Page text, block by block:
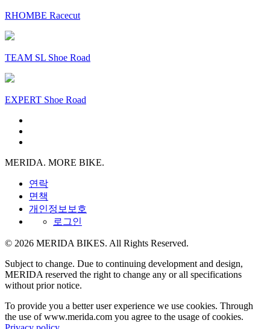
RHOMBE Racecut
TEAM SL Shoe Road
EXPERT Shoe Road
MERIDA. MORE BIKE.
연락
면책
개인정보보호
로그인
© 2026 MERIDA BIKES. All Rights Reserved.
Subject to change. Due to continuing development and design,
MERIDA reserved the right to change any or all specifications
without prior notice.
To provide you a better user experience we use cookies. Through
the use of www.merida.com you agree to the usage of cookies.